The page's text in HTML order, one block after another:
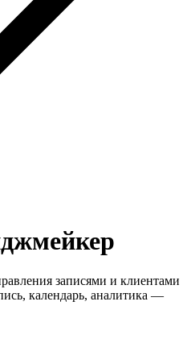
записями и клиентами
календарь, аналитика —